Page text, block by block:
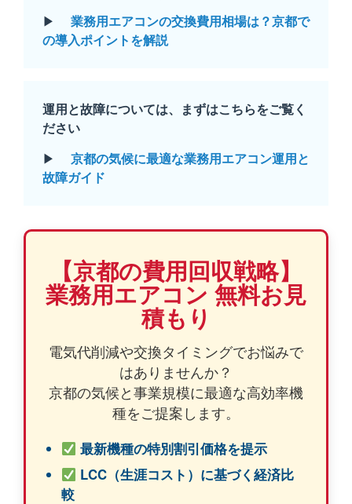
▶
業務用エアコンの交換費用相場は？京都で
の導入ポイントを解説
運用と故障については、まずはこちらをご覧く
ださい
▶
京都の気候に最適な業務用エアコン運用と
故障ガイド
【京都の費用回収戦略】
業務用エアコン 無料お見
積もり
電気代削減や交換タイミングでお悩みで
はありませんか？
京都の気候と事業規模に最適な高効率機
種をご提案します。
最新機種の特別割引価格を提示
LCC（生涯コスト）に基づく経済比
較